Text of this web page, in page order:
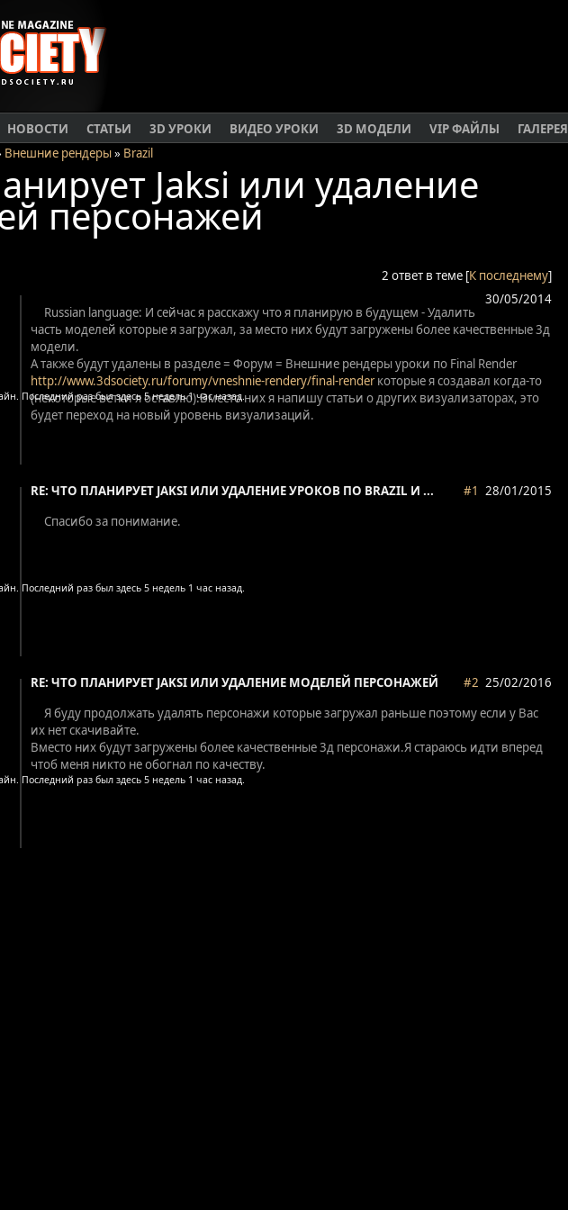
НОВОСТИ СТАТЬИ 3D УРОКИ ВИДЕО УРОКИ 3D МОДЕЛИ VIP ФАЙЛЫ ГАЛЕРЕЯ
Внешние рендеры» Brazil
Jaksi или удаление
персонажей
2 ответ в теме [К последнему]
30/05/2014
Russian language: И сейчас я расскажу что я планирую в будущем - Удалить
часть моделей которые я загружал, за место них будут загружены более качественные 3д
модели.
А также будут удалены в разделе = Форум = Внешние рендеры уроки по Final Render
http://www.3dsociety.ru/forumy/vneshnie-rendery/final-renderкоторые я создавал когда-то
(некоторые ветки я оставлю).Вместо них я напишу статьи о других визуализаторах, это
будет переход на новый уровень визуализаций.
28/01/2015
#1
RE: ЧТО ПЛАНИРУЕТ JAKSI ИЛИ УДАЛЕНИЕ УРОКОВ ПО BRAZIL И ...
Спасибо за понимание.
25/02/2016
#2
RE: ЧТО ПЛАНИРУЕТ JAKSI ИЛИ УДАЛЕНИЕ МОДЕЛЕЙ ПЕРСОНАЖЕЙ
Я буду продолжать удалять персонажи которые загружал раньше поэтому если у Вас
их нет скачивайте.
Вместо них будут загружены более качественные 3д персонажи.Я стараюсь идти вперед
чтоб меня никто не обогнал по качеству.